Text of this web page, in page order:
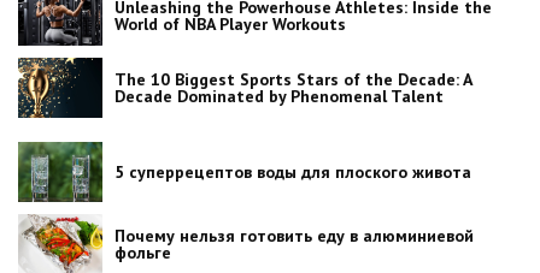
Unleashing the Powerhouse Athletes: Inside the
World of NBA Player Workouts
The 10 Biggest Sports Stars of the Decade: A
Decade Dominated by Phenomenal Talent
5 суперрецептов воды для плоского живота
Почему нельзя готовить еду в алюминиевой
фольге